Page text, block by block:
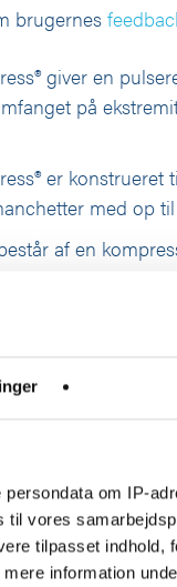
om IP-
vores
tilpasset indhold,
information
brugernes
giver en
på
er
med op
af en
indstilles tid, tryk,
af begge ben
at